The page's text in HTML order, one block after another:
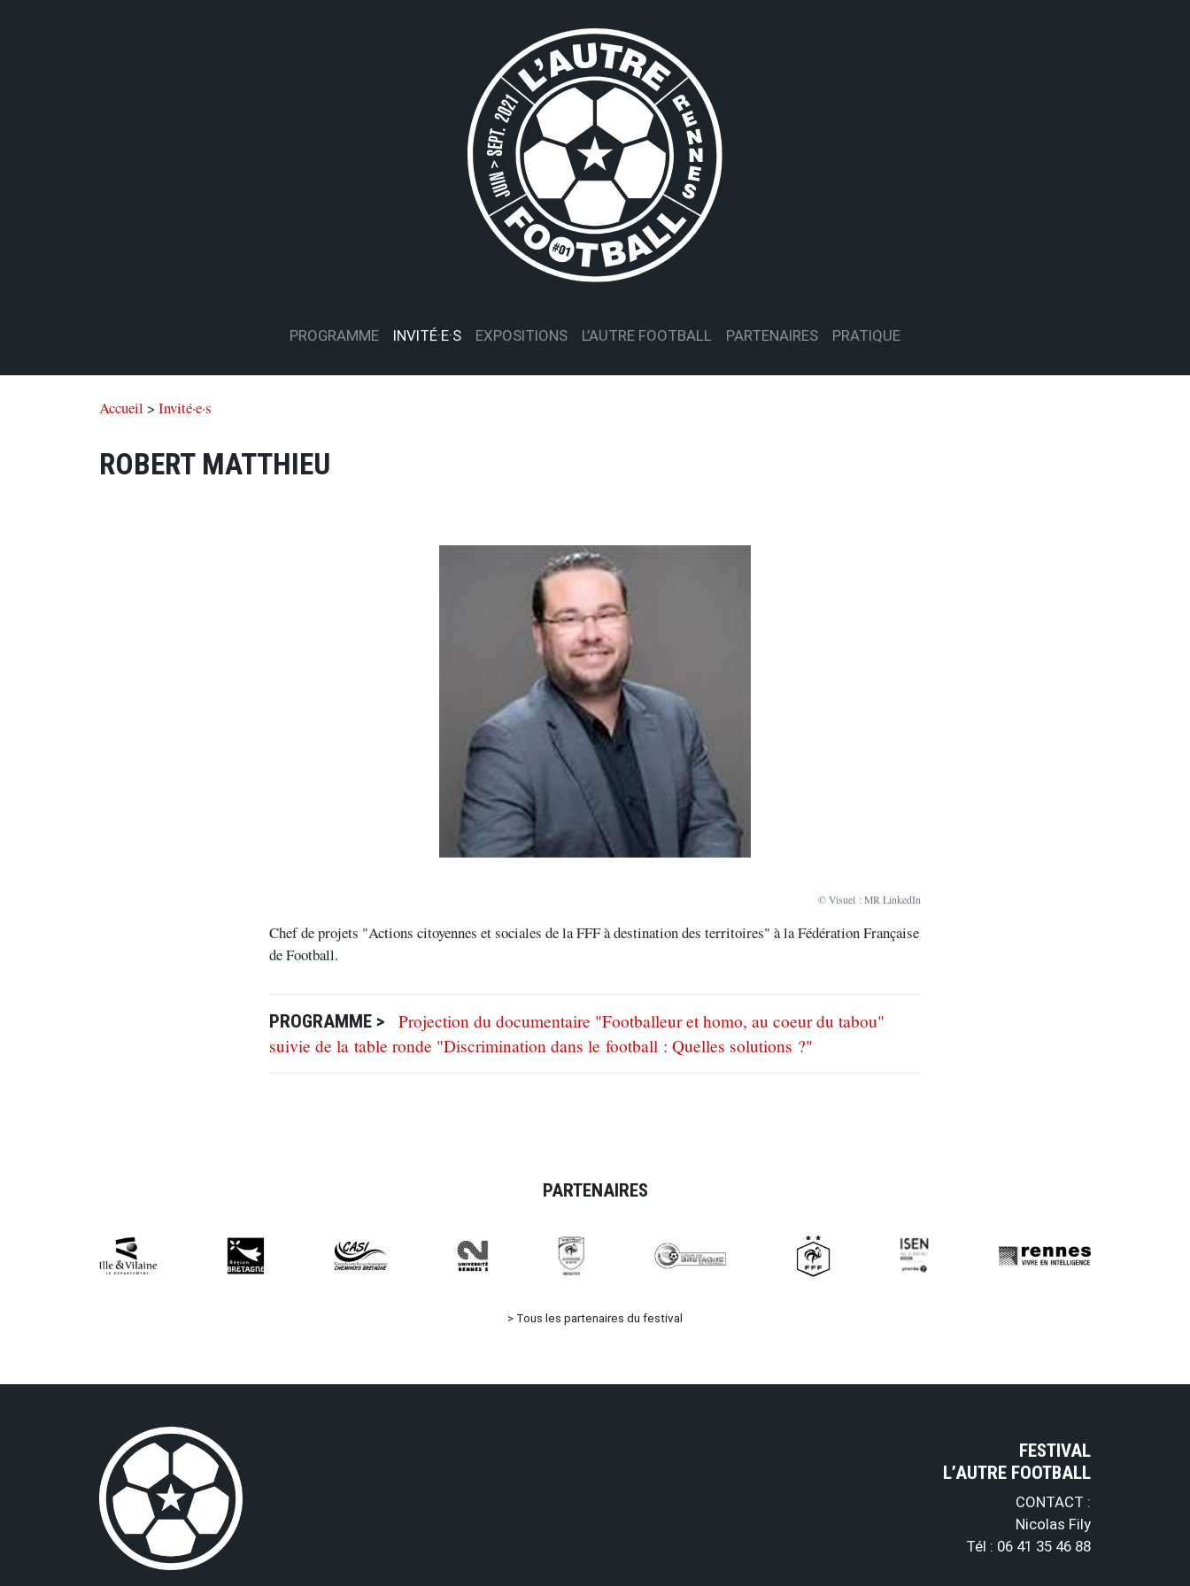
PROGRAMME INVITÉ·E·S EXPOSITIONS L’AUTRE FOOTBALL PARTENAIRES PRATIQUE
Accueil > Invité·e·s
ROBERT MATTHIEU
© Visuel : MR LinkedIn
Chef de projets "Actions citoyennes et sociales de la FFF à destination des territoires" à la Fédération Française
de Football.
PROGRAMME >
Projection du documentaire "Footballeur et homo, au coeur du tabou"
suivie de la table ronde "Discrimination dans le football : Quelles solutions ?"
PARTENAIRES
> Tous les partenaires du festival
FESTIVAL
L’AUTRE FOOTBALL
CONTACT :
Nicolas Fily
Tél : 06 41 35 46 88